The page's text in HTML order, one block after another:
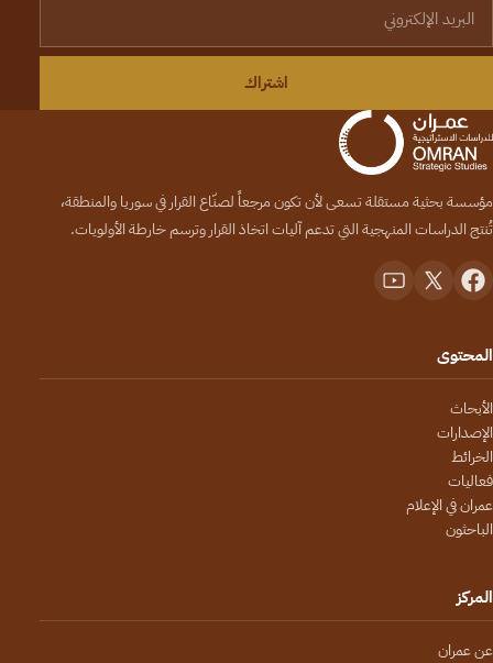
اشتراك
مؤسسة بحثية مستقلة تسعى لأن تكون مرجعاً لصنّاع القرار في سوريا والمنطقة،
تُنتج الدراسات المنهجية التي تدعم آليات اتخاذ القرار وترسم خارطة الأولويات.
المحتوى
الأبحاث
الإصدارات
الخرائط
فعاليات
عمران في الإعلام
الباحثون
المركز
عن عمران